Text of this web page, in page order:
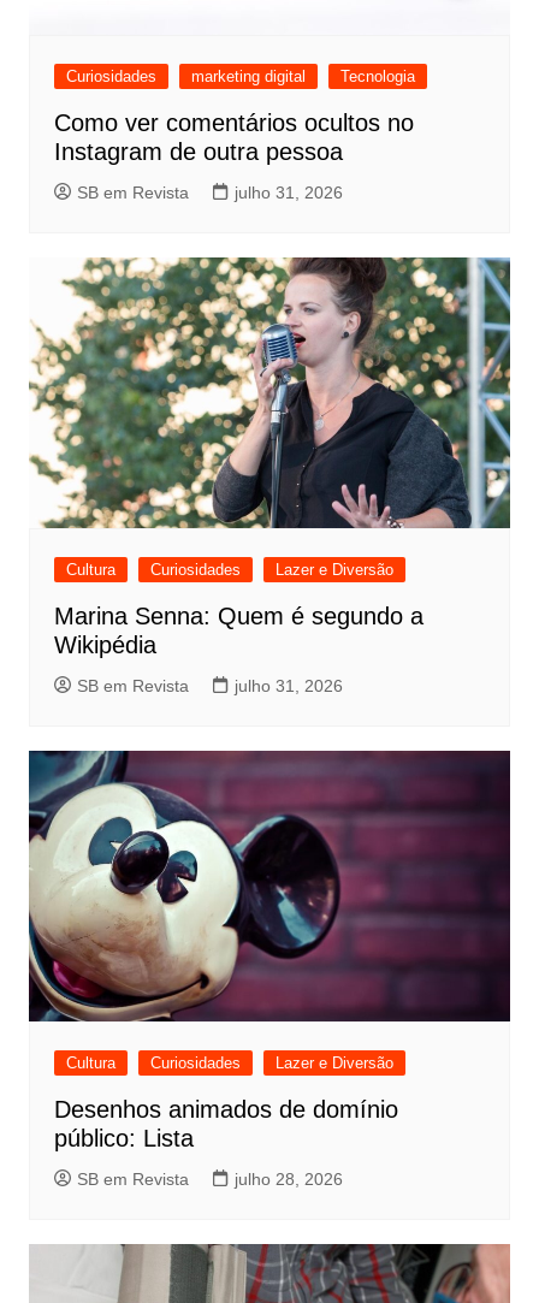
Curiosidades marketing digital Tecnologia
Como ver comentários ocultos no
Instagram de outra pessoa
SB em Revista julho 31, 2026
Cultura Curiosidades Lazer e Diversão
Marina Senna: Quem é segundo a
Wikipédia
SB em Revista julho 31, 2026
Cultura Curiosidades Lazer e Diversão
Desenhos animados de domínio
público: Lista
SB em Revista julho 28, 2026